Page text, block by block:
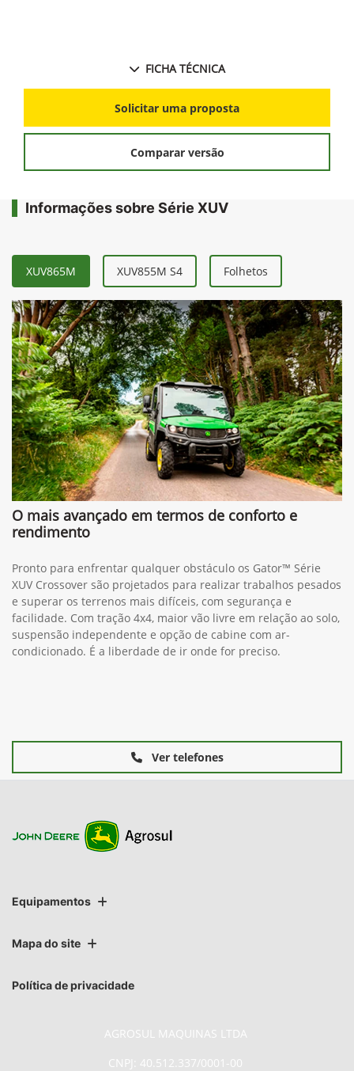
FICHA TÉCNICA
Solicitar uma proposta
Comparar versão
Informações sobre Série XUV
XUV865M XUV855M S4 Folhetos
O mais avançado em termos de conforto e
rendimento
Pronto para enfrentar qualquer obstáculo os Gator™ Série
XUV Crossover são projetados para realizar trabalhos pesados
e superar os terrenos mais difíceis, com segurança e
facilidade. Com tração 4x4, maior vão livre em relação ao solo,
suspensão independente e opção de cabine com ar-
condicionado. É a liberdade de ir onde for preciso.
Ver telefones
Equipamentos
Mapa do site
Política de privacidade
AGROSUL MAQUINAS LTDA
CNPJ: 40.512.337/0001-00